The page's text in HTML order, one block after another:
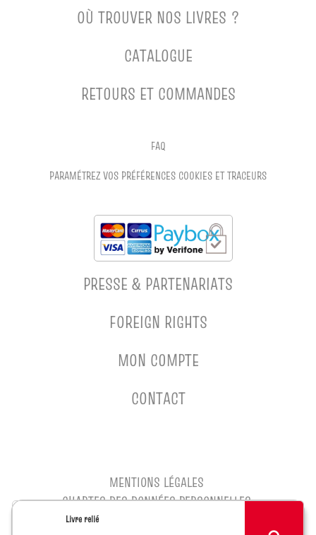
Livre relié
OÙ TROUVER NOS LIVRES ?
CATALOGUE
RETOURS ET COMMANDES
FAQ
PARAMÉTREZ VOS PRÉFÉRENCES COOKIES ET TRACEURS
PRESSE & PARTENARIATS
FOREIGN RIGHTS
MON COMPTE
CONTACT
MENTIONS LÉGALES
CHARTES DES DONNÉES PERSONNELLES
CONDITIONS GÉNÉRALES D'UTILISATION